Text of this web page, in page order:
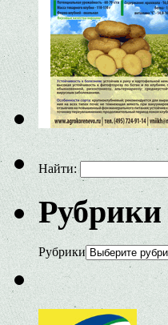
Найти:
Рубрики
Рубрики